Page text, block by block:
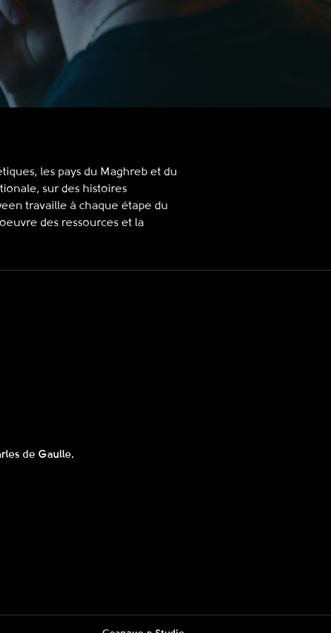
les pays du Maghreb et du
sur des histoires
travaille à chaque étape du
des ressources et la
de Gaulle.